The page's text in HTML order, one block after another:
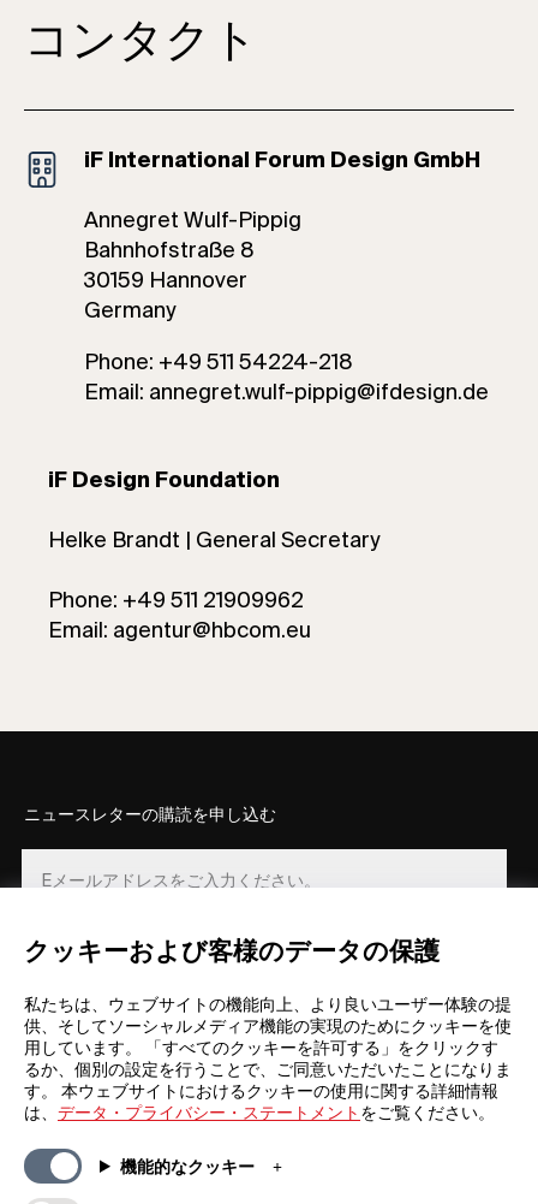
クッキーおよび客様のデータの保護
私たちは、ウェブサイトの機能向上、より良いユーザー体験の提
供、そしてソーシャルメディア機能の実現のためにクッキーを使
用しています。 「すべてのクッキーを許可する」をクリックす
るか、個別の設定を行うことで、ご同意いただいたことになりま
す。 本ウェブサイトにおけるクッキーの使用に関する詳細情報
は、 データ・プライバシー・ステートメント をご覧ください。
機能的なクッキー
コンタクト
iF International Forum Design GmbH
Annegret Wulf-Pippig
Bahnhofstraße 8
30159 Hannover
Germany
Phone: +49 511 54224-218
Email: annegret.wulf-pippig@ifdesign.de
iF Design Foundation
Helke Brandt | General Secretary
Phone: +49 511 21909962
Email: agentur@hbcom.eu
FAQs
my iF
ニュースレターの購読を申し込む
登録